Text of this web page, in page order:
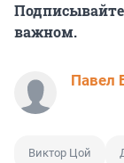
важном.
Павел
Виктор Цой